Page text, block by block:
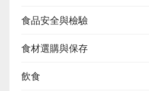
食品安全與檢驗
食材選購與保存
飲食